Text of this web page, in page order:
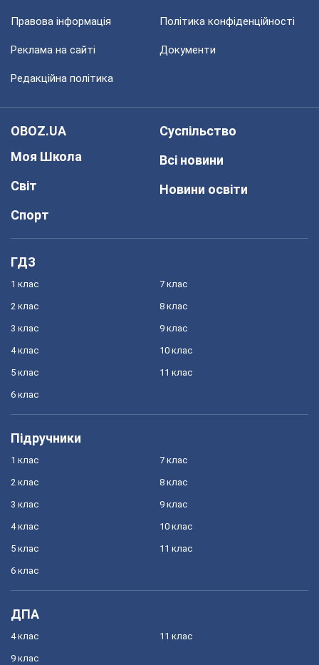
Правова інформація Політика конфіденційності
Реклама на сайті Документи
Редакційна політика
OBOZ.UA
Моя Школа
Світ
Спорт
Суспільство
Всі новини
Новини освіти
ГДЗ
1 клас
2 клас
3 клас
4 клас
5 клас
6 клас
7 клас
8 клас
9 клас
10 клас
11 клас
Підручники
1 клас
2 клас
3 клас
4 клас
5 клас
6 клас
7 клас
8 клас
9 клас
10 клас
11 клас
ДПА
4 клас
9 клас
11 клас